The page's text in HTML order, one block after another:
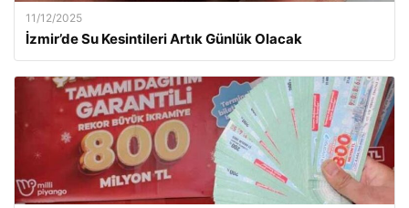
11/12/2025
İzmir’de Su Kesintileri Artık Günlük Olacak